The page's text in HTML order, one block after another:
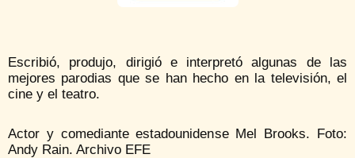
Escribió, produjo, dirigió e interpretó algunas de las
mejores parodias que se han hecho en la televisión, el
cine y el teatro.
Actor y comediante estadounidense Mel Brooks. Foto:
Andy Rain. Archivo EFE